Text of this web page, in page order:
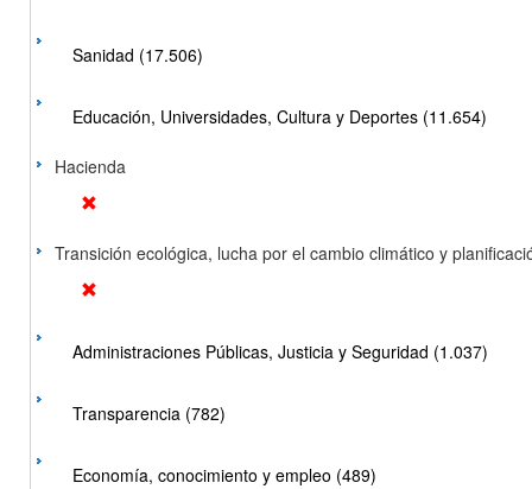
Sanidad (17.506)
Educación, Universidades, Cultura y Deportes (11.654)
Hacienda
Transición ecológica, lucha por el cambio climático y
Administraciones Públicas, Justicia y Seguridad (1.037)
Transparencia (782)
Economía, conocimiento y empleo (489)